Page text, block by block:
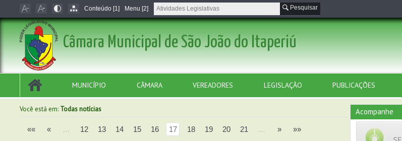
Conteúdo [1] Menu [2] Pesquisar
Câmara Municipal de São João do Itaperiú
MUNICÍPIO CÂMARA VEREADORES LEGISLAÇÃO PUBLICAÇÕES
Você está em: Todas notícias
«« « … 12 13 14 15 16 17 18 19 20 21 … » »»
Acompanhe